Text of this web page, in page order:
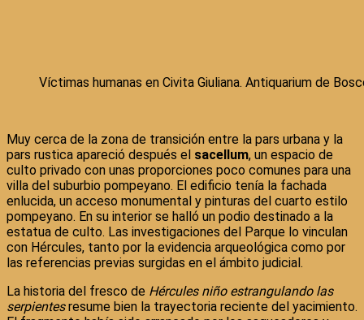
Víctimas humanas en Civita Giuliana. Antiquarium de
Muy cerca de la zona de transición entre la pars urbana y la
pars rustica apareció después el sacellum, un espacio de
culto privado con unas proporciones poco comunes para una
villa del suburbio pompeyano. El edificio tenía la fachada
enlucida, un acceso monumental y pinturas del cuarto estilo
pompeyano. En su interior se halló un podio destinado a la
estatua de culto. Las investigaciones del Parque lo vinculan
con Hércules, tanto por la evidencia arqueológica como por
las referencias previas surgidas en el ámbito judicial.
La historia del fresco de Hércules niño estrangulando las
serpientesresume bien la trayectoria reciente del yacimiento.